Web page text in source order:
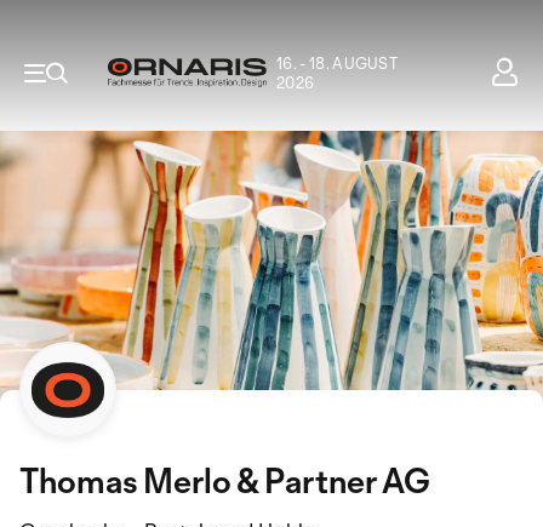
16. - 18. AUGUST
2026
Thomas Merlo & Partner AG